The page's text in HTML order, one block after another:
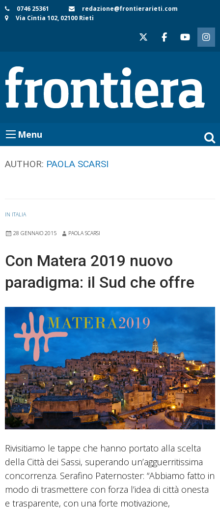
Skip
to
0746 25361
redazione@frontierarieti.com
Via Cintia 102, 02100 Rieti
Menu
AUTHOR: PAOLA SCARSI
IN ITALIA
28 GENNAIO 2015 PAOLA SCARSI
Con Matera 2019 nuovo
paradigma: il Sud che offre
Rivisitiamo le tappe che hanno portato alla scelta
della Città dei Sassi, superando un’agguerritissima
concorrenza. Serafino Paternoster: “Abbiamo fatto in
modo di trasmettere con forza l’idea di città onesta
e trasparente, con una forte motivazione,